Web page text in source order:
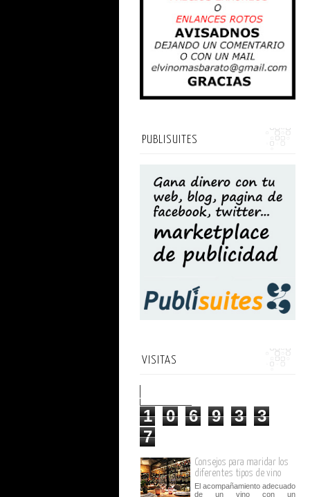
PUBLISUITES
VISITAS
1 0 6 9 3
3
7
Consejos para maridar los
diferentes tipos de vino
El acompañamiento adecuado
de un vino con un